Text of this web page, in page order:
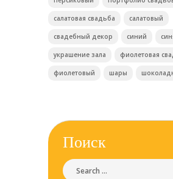
салатовая свадьба салатовый
свадебный декор синий
украшение зала фиолетовая
фиолетовый шары
Поиск